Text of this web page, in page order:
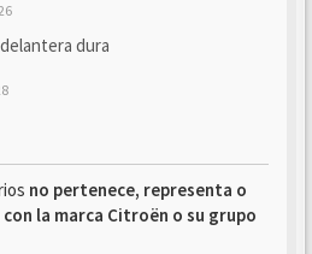
dura
no pertenece, representa o
la marca Citroën o su grupo